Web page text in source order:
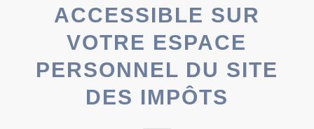
ACCESSIBLE SUR
VOTRE ESPACE
PERSONNEL DU SITE
DES IMPÔTS